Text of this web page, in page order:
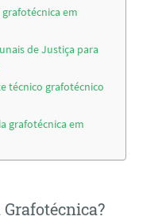
em
de Justiça para
técnico grafotécnico
grafotécnica em